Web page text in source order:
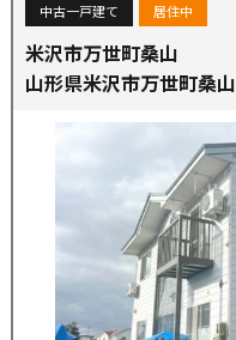
中古一戸建て 居住中
米沢市万世町桑山
山形県米沢市万世町桑山